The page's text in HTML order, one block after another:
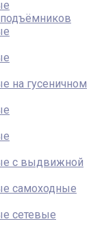
на гусеничном
с выдвижной
самоходные
сетевые